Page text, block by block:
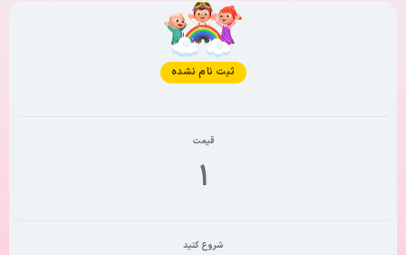
وضعیت فعلی
ثبت نام نشده
قیمت
۱
شروع کنید